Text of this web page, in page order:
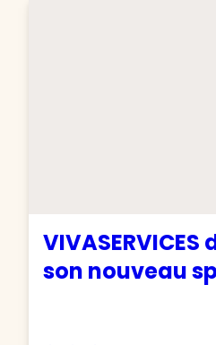
VIVASERVICES
son nouveau